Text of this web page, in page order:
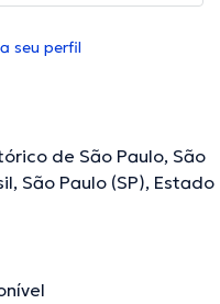
seu perfil
de São Paulo, São
São Paulo (SP), Estado